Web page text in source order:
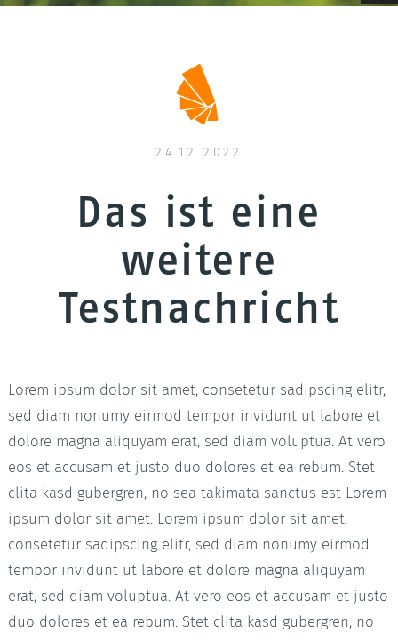
24.12.2022
Das ist eine
weitere
Testnachricht
Lorem ipsum dolor sit amet, consetetur sadipscing elitr,
sed diam nonumy eirmod tempor invidunt ut labore et
dolore magna aliquyam erat, sed diam voluptua. At vero
eos et accusam et justo duo dolores et ea rebum. Stet
clita kasd gubergren, no sea takimata sanctus est Lorem
ipsum dolor sit amet. Lorem ipsum dolor sit amet,
consetetur sadipscing elitr, sed diam nonumy eirmod
tempor invidunt ut labore et dolore magna aliquyam
erat, sed diam voluptua. At vero eos et accusam et justo
duo dolores et ea rebum. Stet clita kasd gubergren, no
LED Treppenbeleuchtung